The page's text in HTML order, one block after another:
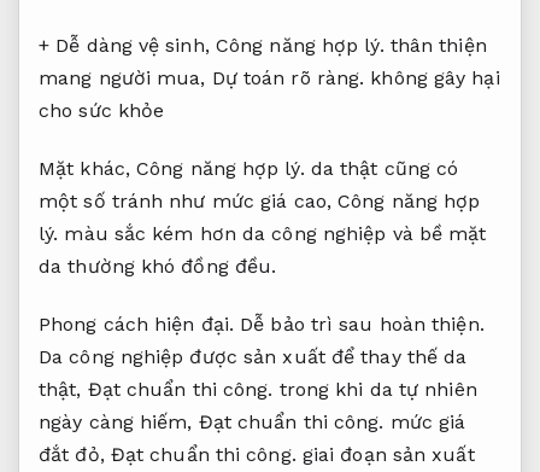
+ Dễ dàng vệ sinh, Công năng hợp lý. thân thiện
mang người mua, Dự toán rõ ràng. không gây hại
cho sức khỏe
Mặt khác, Công năng hợp lý. da thật cũng có
một số tránh như mức giá cao, Công năng hợp
lý. màu sắc kém hơn da công nghiệp và bề mặt
da thường khó đồng đều.
Phong cách hiện đại. Dễ bảo trì sau hoàn thiện.
Da công nghiệp được sản xuất để thay thế da
thật, Đạt chuẩn thi công. trong khi da tự nhiên
ngày càng hiếm, Đạt chuẩn thi công. mức giá
đắt đỏ, Đạt chuẩn thi công. giai đoạn sản xuất